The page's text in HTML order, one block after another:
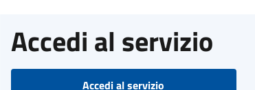
Accedi al servizio
Accedi al servizio